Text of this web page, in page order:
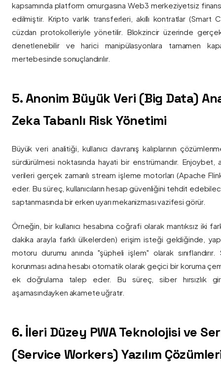
kapsamında platform omurgasına Web3 merkeziyetsiz
edilmiştir. Kripto varlık transferleri, akıllı kontratlar (Smart
cüzdan protokolleriyle yönetilir. Blokzincir üzerinde
denetlenebilir ve harici manipülasyonlara tamamen
mertebesinde sonuçlandırılır.
5. Anonim Büyük Veri (Big Data)
Zeka Tabanlı Risk Yönetimi
Büyük veri analitiği, kullanıcı davranış kalıplarının
sürdürülmesi noktasında hayati bir enstrümandır. Enjoybet,
verileri gerçek zamanlı stream işleme motorları (Apache Flink
eder. Bu süreç, kullanıcıların hesap güvenliğini tehdit
saptanmasında bir erken uyarı mekanizması vazifesi görür.
Örneğin, bir kullanıcı hesabına coğrafi olarak mantıksız iki
dakika arayla farklı ülkelerden) erişim isteği geldiğinde,
motoru durumu anında "şüpheli işlem" olarak sınıflandırır.
korunması adına hesabı otomatik olarak geçici bir koruma
ek doğrulama talep eder. Bu süreç, siber hırsızlık
aşamasındayken akamete uğratır.
6. İleri Düzey PWA Teknolojisi ve
(Service Workers) Yazılım